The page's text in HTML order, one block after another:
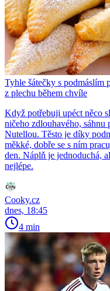
Tyhle šátečky s podmáslím
z plechu během chvíle
Když potřebuji upéct něco
ničeho zdlouhavého, sáhnu
Nutellou. Těsto je díky
měkké, dobře se s ním
den. Náplň je jednoduchá,
nejlépe.
Cooky.cz
dnes, 18:45
4 min